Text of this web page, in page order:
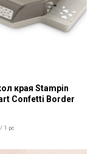
края Stampin
Confetti Border
/ 1 pc